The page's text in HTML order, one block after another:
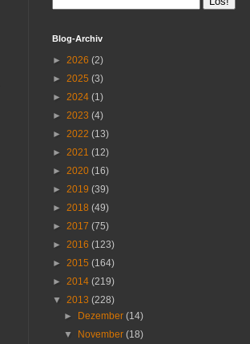
Blog-Archiv
► 2026 (2)
► 2025 (3)
► 2024 (1)
► 2023 (4)
► 2022 (13)
► 2021 (12)
► 2020 (16)
► 2019 (39)
► 2018 (49)
► 2017 (75)
► 2016 (123)
► 2015 (164)
► 2014 (219)
▼ 2013 (228)
►
Dezember(14)
▼
November(18)